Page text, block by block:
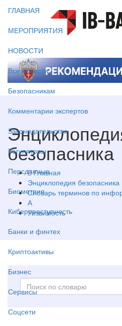
ГЛАВНАЯ
МЕРОПРИЯТИЯ
НОВОСТИ
Все новости
Безопасникам
Комментарии экспертов
Законодательство
Регуляторы
Персданные
Биометрия
Киберпреступность
Банки и финтех
Криптоактивы
Бизнес
Сервисы
Соцсети
безопасника
Главная
Энциклопедия безопасника
Словарь терминов по
А
Уязвимость